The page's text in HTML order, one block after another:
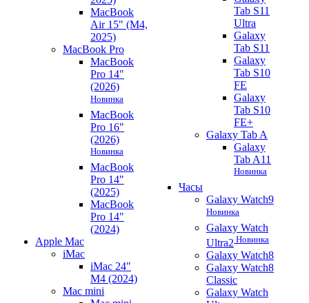
MacBook
Air 15" (M4,
2025)
MacBook Pro
MacBook
Pro 14"
(2026)
Новинка
MacBook
Pro 16"
(2026)
Новинка
MacBook
Pro 14"
(2025)
MacBook
Pro 14"
(2024)
Apple Mac
iMac
iMac 24"
M4 (2024)
Mac mini
Tab S11
Ultra
Galaxy
Tab S11
Galaxy
Tab S10
FE
Galaxy
Tab S10
FE+
Galaxy Tab A
Galaxy
Tab A11
Новинка
Часы
Galaxy Watch9
Новинка
Galaxy Watch
Ultra2 Новинка
Galaxy Watch8
Galaxy Watch8
Classic
Galaxy Watch